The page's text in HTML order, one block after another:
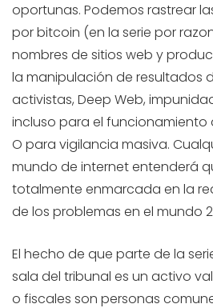
oportunas. Podemos rastrear
por bitcoin (en la serie por
nombres de sitios web y
la manipulación de resultados
activistas, Deep Web,
incluso para el funcionamiento
O para vigilancia masiva.
mundo de internet entenderá
totalmente enmarcada en la
de los problemas en el mundo
El hecho de que parte de la
sala del tribunal es un activo
o fiscales son personas